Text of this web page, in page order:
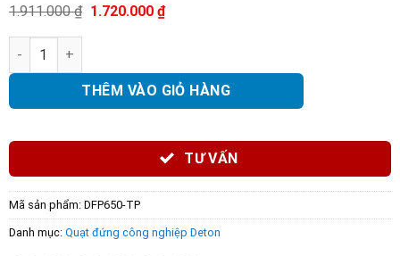
1.911.000₫ Giá
1.720.000 ₫Giá
hiện
Quạt đứng công nghiệp Deton DFP650-TP số lượng
THÊM VÀO GIỎ HÀNG
TƯ VẤN
Mã sản phẩm: DFP650-TP
Danh mục: Quạt đứng công nghiệp Deton